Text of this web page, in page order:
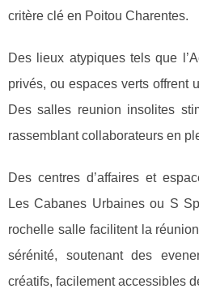
critère clé en Poitou Charentes.
Des lieux atypiques tels que
privés, ou espaces verts offrent
Des salles reunion insolites
rassemblant collaborateurs en
Des centres d’affaires et
Les Cabanes Urbaines ou S
rochelle salle facilitent la
sérénité, soutenant des
créatifs, facilement accessibles